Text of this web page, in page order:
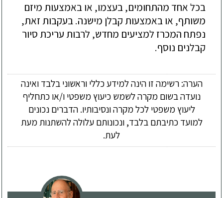
בכל אחד מהתחומים, בעצמו, או באמצעות מיזם
משותף, או באמצעות קבלן מישנה. בעקבות זאת,
נפתח המכרז למציעים מחדש, לרבות עריכת סיור
קבלנים נוסף.
הערה: רשימה זו הינה למידע כללי וראשוני בלבד ואינה
נועדה בשום מקרה לשמש כיעוץ משפטי ו/או כתחליף
ליעוץ משפטי לכל מקרה ונסיבותיו. הדברים נכונים
למועד כתיבתם בלבד, ונכונותם עלולה להשתנות מעת
לעת.